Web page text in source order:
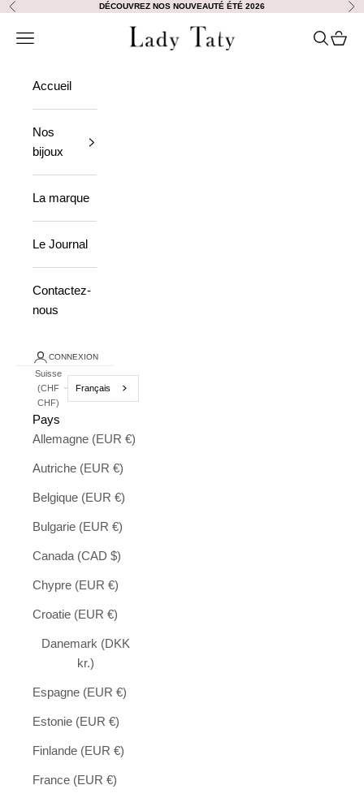
Passer au contenu
Précédent DÉCOUVREZ NOS NOUVEAUTÉ ÉTÉ 2026
Lady Taty
Ouvrir la navigation Ouvrir la
Voir
Accueil
Nos
bijoux
La marque
Le Journal
Contactez-
nous
CONNEXION
Suisse
(CHF
CHF)
Français
Pays
Allemagne (EUR €)
Autriche (EUR €)
Belgique (EUR €)
Bulgarie (EUR €)
Canada (CAD $)
Chypre (EUR €)
Croatie (EUR €)
Danemark (DKK
kr.)
Espagne (EUR €)
Estonie (EUR €)
Finlande (EUR €)
France (EUR €)